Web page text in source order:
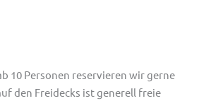
10 Personen reservieren wir gerne
den Freidecks ist generell freie